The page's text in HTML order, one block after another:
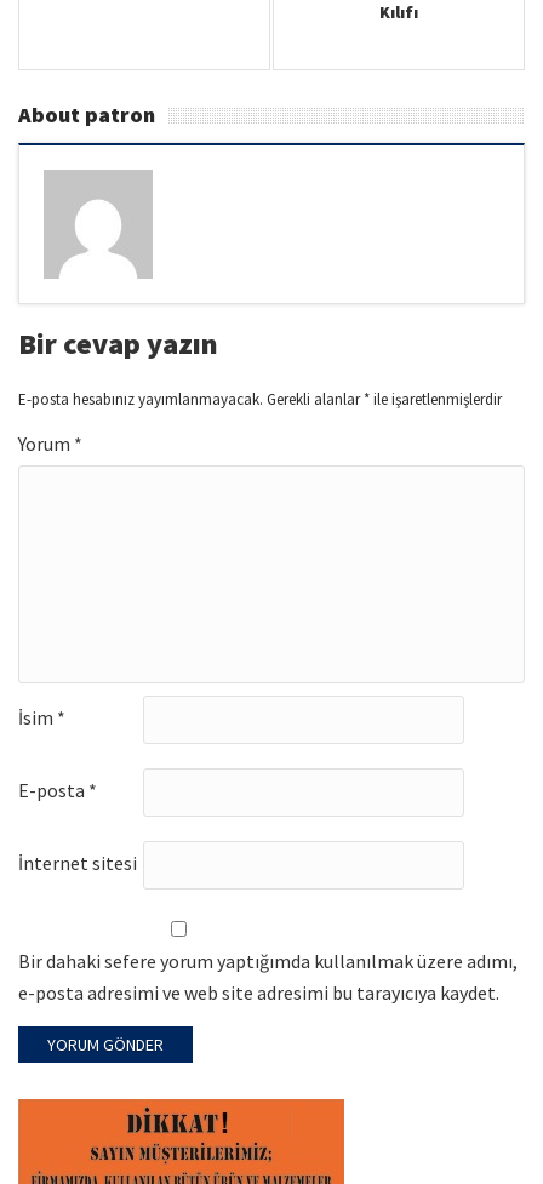
Kılıfı
About patron
Bir cevap yazın
E-posta hesabınız yayımlanmayacak. Gerekli alanlar*ile işaretlenmişlerdir
Yorum *
İsim *
E-posta *
İnternet sitesi
Bir dahaki sefere yorum yaptığımda kullanılmak üzere adımı,
e-posta adresimi ve web site adresimi bu tarayıcıya kaydet.